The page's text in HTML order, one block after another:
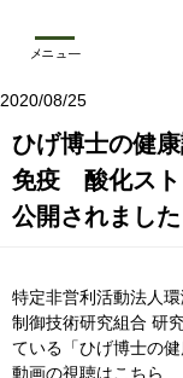
メニュー
2020/08/25
ひげ博士の健
免疫 酸化スト
公開されました
特定非営利活動法人
制御技術研究組合 研
ている「ひげ博士の
動画の視聴はこちら